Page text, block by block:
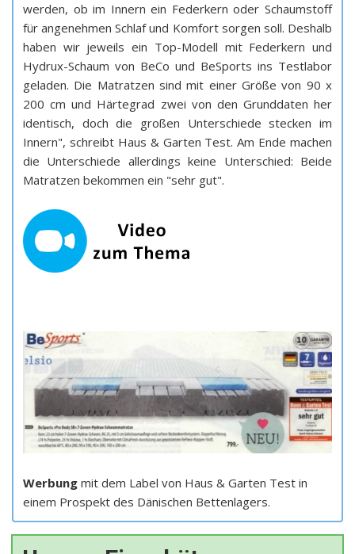
werden, ob im Innern ein Federkern oder Schaumstoff
für angenehmen Schlaf und Komfort sorgen soll. Deshalb
haben wir jeweils ein Top-Modell mit Federkern und
Hydrux-Schaum von BeCo und BeSports ins Testlabor
geladen. Die Matratzen sind mit einer Größe von 90 x
200 cm und Härtegrad zwei von den Grunddaten her
identisch, doch die großen Unterschiede stecken im
Innern", schreibt Haus & Garten Test. Am Ende machen
die Unterschiede allerdings keine Unterschied: Beide
Matratzen bekommen ein "sehr gut".
Werbung mit dem Label von Haus & Garten Test in
einem Prospekt des Dänischen Bettenlagers.